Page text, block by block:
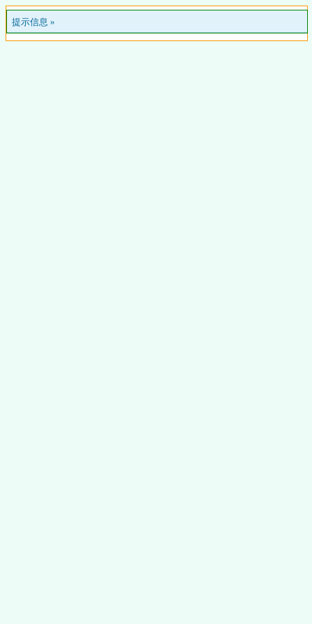
提示信息 »